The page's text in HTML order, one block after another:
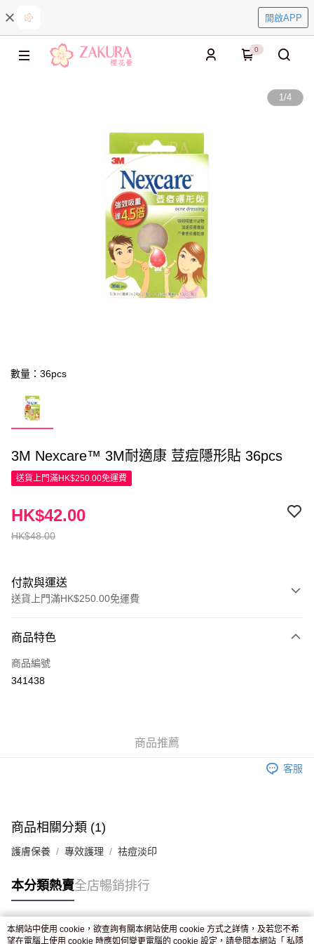
開啟APP
0
1/4
數量：36pcs
3M Nexcare™ 3M耐適康 荳痘隱形貼 36pcs
送貨上門滿HK$250.00免運費
HK$48.00
HK$42.00
付款與運送
送貨上門滿HK$250.00免運費
信用卡
Apple Pay
付款後門市自取，訂單確認後2-4個工作天到店，7天內取。逾期後
商品特色
商品編號
341438
商品推薦
客服
商品相關分類 (1)
護膚保養 專效護理 祛痘淡印
本分類熱賣全店暢銷排行
熱門標籤
本網站中使用 cookie，欲查詢有關本網站使用 cookie 方式之詳情，及若您不希
望在電腦上使用 cookie 時應如何變更電腦的 cookie 設定，請參閱本網站「 私隱